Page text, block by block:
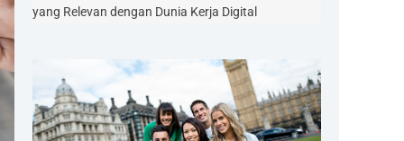
yang Relevan dengan Dunia Kerja Digital